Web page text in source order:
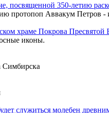
посвященной 350-летию
протопоп Аввакум Петров -
храме Покрова Пресвятой
иконы.
Симбирска
служиться молебен